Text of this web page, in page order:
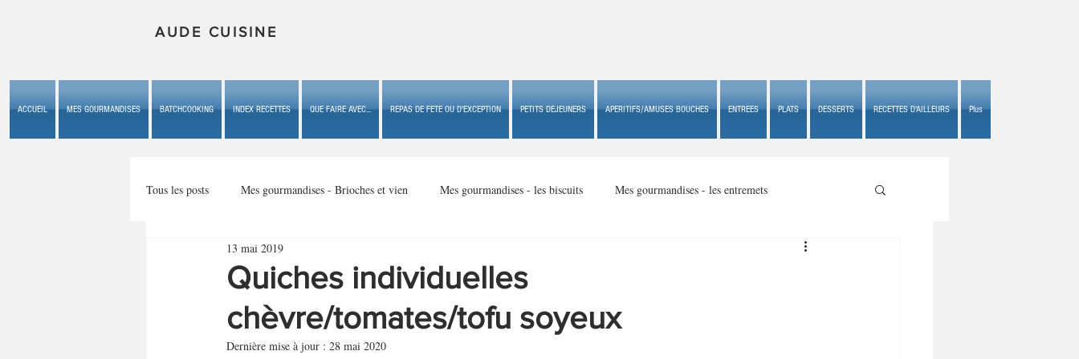
AUDE CUISINE
ACCUEIL MES GOURMANDISES BATCHCOOKING INDEX RECETTES QUE FAIRE AVEC... REPAS DE FETE OU D'EXCEPTION PETITS DEJEUNERS APERITIFS/AMUSES BOUCHES ENTREES PLATS DESSERTS RECETTES D'AILLEURS Plus
Tous les posts Mes gourmandises - Brioches et vien Mes gourmandises - les biscuits Mes gourmandises - les entremets
Mes gourmandises - les gâteaux du b
Mes gourmandises - plaisirs d'enfan Accompagnements Apéritifs/amuses bouches de fête ou
Quiches individuelles
chèvre/tomates/tofu soyeux
13 mai 2019
Dernière mise à jour : 28 mai 2020